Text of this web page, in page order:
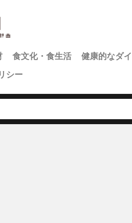
食文化・食生活 健康的なダ
シー